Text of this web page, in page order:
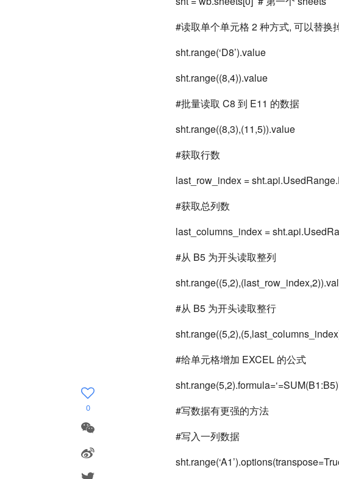
#读取单个单元格 2 种方式, 可以替换
sht.range(‘D8’).value
sht.range((8,4)).value
#批量读取 C8 到 E11 的数据
sht.range((8,3),(11,5)).value
#获取行数
last_row_index =
#获取总列数
last_columns_index =
#从 B5 为开头读取整列
#从 B5 为开头读取整行
#给单元格增加 EXCEL 的公式
#写数据有更强的方法
#写入一列数据
0